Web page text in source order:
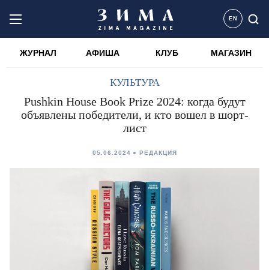
EN
ЖУРНАЛ АФИША КЛУБ МАГАЗИН
КУЛЬТУРА
Pushkin House Book Prize 2024: когда будут
объявлены победители, и кто вошел в шорт-
лист
05.06.2024 РЕДАКЦИЯ